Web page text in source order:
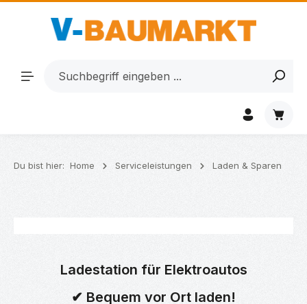
Zum Hauptinhalt springen
Du bist hier: Home Serviceleistungen Laden & Sparen
Ladestation für Elektroautos
✔ Bequem vor Ort laden!